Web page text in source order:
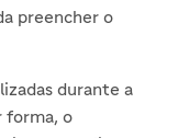
preencher o
durante a
forma, o